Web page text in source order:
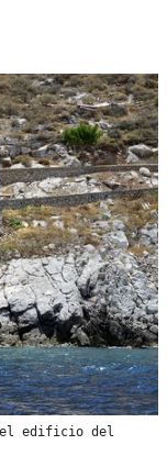
el edificio del